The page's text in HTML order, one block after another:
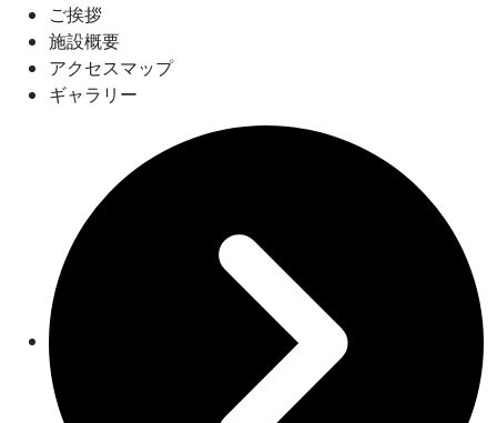
ご挨拶
施設概要
アクセスマップ
ギャラリー